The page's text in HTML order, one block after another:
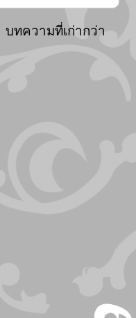
บทความที่เก่ากว่า